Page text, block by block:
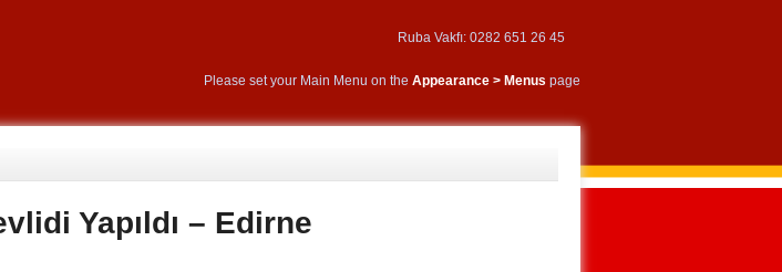
Ruba Vakfı: 0282 651 26 45
Please set your Main Menu on the Appearance > Menus page
Yapıldı – Edirne